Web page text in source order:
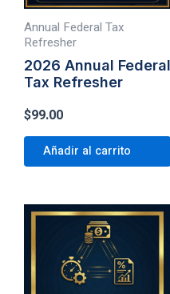
Annual Federal Tax
Refresher
2026 Annual Federal
Tax Refresher
$99.00
Añadir al carrito